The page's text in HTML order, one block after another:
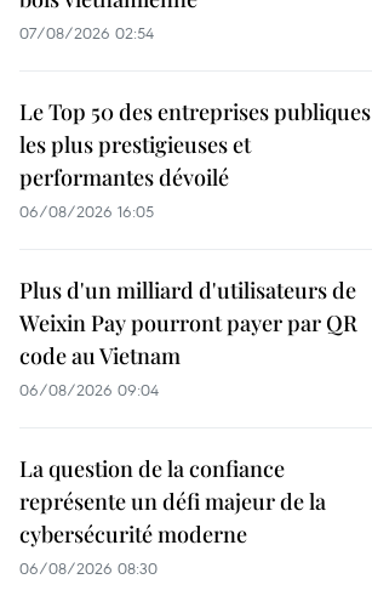
07/08/2026 02:54
Le Top 50 des entreprises publiques
les plus prestigieuses et
performantes dévoilé
06/08/2026 16:05
Plus d'un milliard d'utilisateurs de
Weixin Pay pourront payer par QR
code au Vietnam
06/08/2026 09:04
La question de la confiance
représente un défi majeur de la
cybersécurité moderne
06/08/2026 08:30